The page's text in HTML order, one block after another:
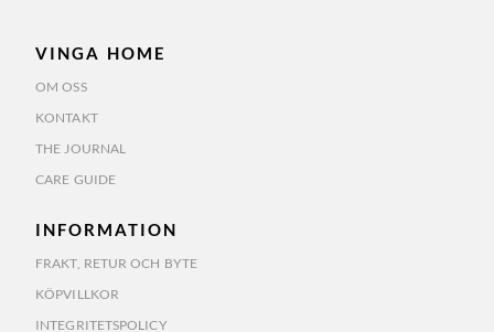
VINGA HOME
OM OSS
KONTAKT
THE JOURNAL
CARE GUIDE
INFORMATION
FRAKT, RETUR OCH BYTE
KÖPVILLKOR
INTEGRITETSPOLICY